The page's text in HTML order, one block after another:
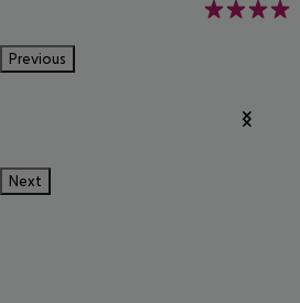
4
Previous
Next